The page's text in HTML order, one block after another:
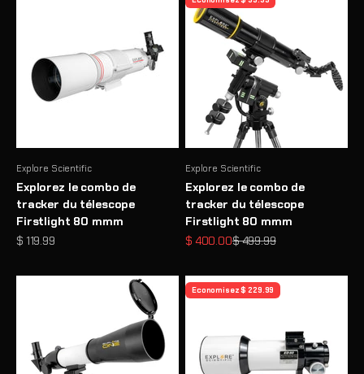
Explore Scientific
Explorez le combo de
tracker du télescope
Firstlight 80 mmm
Prix de vente
$ 119.99
Explore Scientific
Explorez le combo de
tracker du télescope
Firstlight 80 mmm
Prix de vente
$ 400.00Prix normal
$ 499.99
Economisez $ 229.99